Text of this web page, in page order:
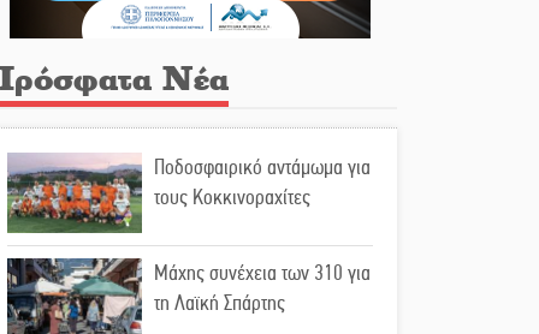
Νέα
Ποδοσφαιρικό αντάμωμα για
τους Κοκκινοραχίτες
Μάχης συνέχεια των 310 για
τη Λαϊκή Σπάρτης